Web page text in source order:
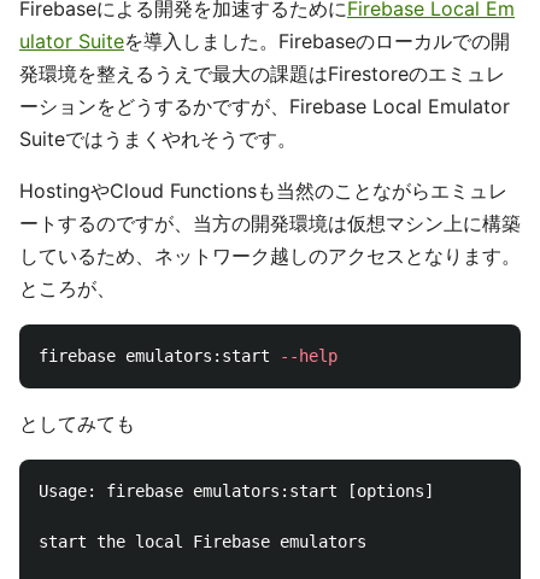
Firebaseによる開発を加速するためにFirebase Local Em
ulator Suiteを導入しました。Firebaseのローカルでの開
発環境を整えるうえで最大の課題はFirestoreのエミュレ
ーションをどうするかですが、Firebase Local Emulator
Suiteではうまくやれそうです。
HostingやCloud Functionsも当然のことながらエミュレ
ートするのですが、当方の開発環境は仮想マシン上に構築
しているため、ネットワーク越しのアクセスとなります。
ところが、
firebase emulators:start --help
としてみても
Usage: firebase emulators:start [options]
start the local Firebase emulators